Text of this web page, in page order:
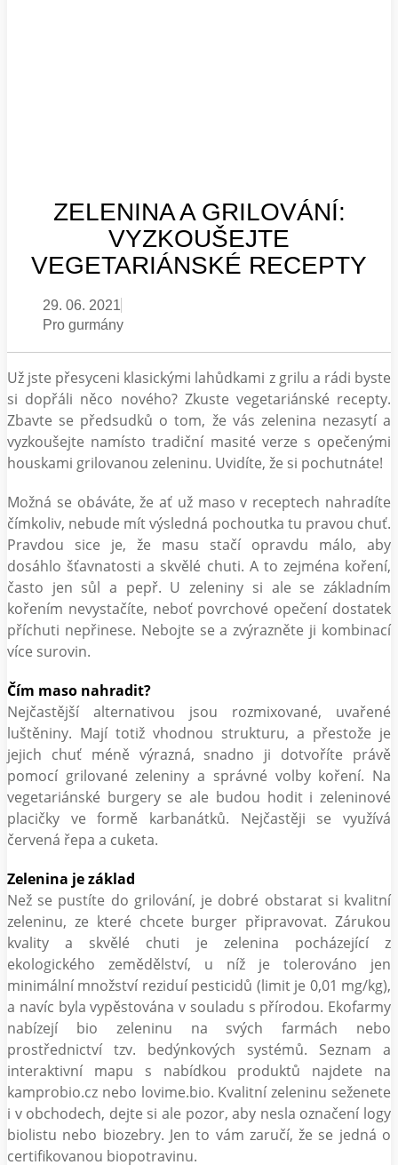
ZELENINA A GRILOVÁNÍ:
VYZKOUŠEJTE
VEGETARIÁNSKÉ RECEPTY
29. 06. 2021
Pro gurmány
Už jste přesyceni klasickými lahůdkami z grilu a rádi byste
si dopřáli něco nového? Zkuste vegetariánské recepty.
Zbavte se předsudků o tom, že vás zelenina nezasytí a
vyzkoušejte namísto tradiční masité verze s opečenými
houskami grilovanou zeleninu. Uvidíte, že si pochutnáte!
Možná se obáváte, že ať už maso v receptech nahradíte
čímkoliv, nebude mít výsledná pochoutka tu pravou chuť.
Pravdou sice je, že masu stačí opravdu málo, aby
dosáhlo šťavnatosti a skvělé chuti. A to zejména koření,
často jen sůl a pepř. U zeleniny si ale se základním
kořením nevystačíte, neboť povrchové opečení dostatek
příchuti nepřinese. Nebojte se a zvýrazněte ji kombinací
více surovin.
Čím maso nahradit?
Nejčastější alternativou jsou rozmixované, uvařené
luštěniny. Mají totiž vhodnou strukturu, a přestože je
jejich chuť méně výrazná, snadno ji dotvoříte právě
pomocí grilované zeleniny a správné volby koření. Na
vegetariánské burgery se ale budou hodit i zeleninové
placičky ve formě karbanátků. Nejčastěji se využívá
červená řepa a cuketa.
Zelenina je základ
Než se pustíte do grilování, je dobré obstarat si kvalitní
zeleninu, ze které chcete burger připravovat. Zárukou
kvality a skvělé chuti je zelenina pocházející z
ekologického zemědělství, u níž je tolerováno jen
minimální množství reziduí pesticidů (limit je 0,01 mg/kg),
a navíc byla vypěstována v souladu s přírodou. Ekofarmy
nabízejí bio zeleninu na svých farmách nebo
prostřednictví tzv. bedýnkových systémů. Seznam a
interaktivní mapu s nabídkou produktů najdete na
kamprobio.cz nebo lovime.bio. Kvalitní zeleninu seženete
i v obchodech, dejte si ale pozor, aby nesla označení logy
biolistu nebo biozebry. Jen to vám zaručí, že se jedná o
certifikovanou biopotravinu.